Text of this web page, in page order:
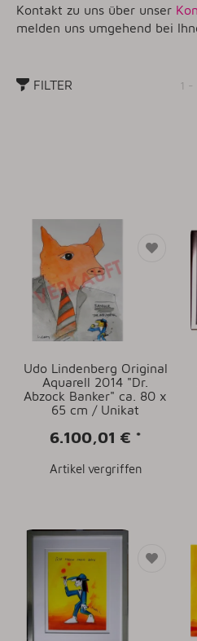
Kontakt zu uns über unser
melden uns umgehend bei
FILTER 1
Udo Lindenberg Original
Aquarell 2014 "Dr.
Abzock Banker" ca. 80 x
65 cm / Unikat
6.100,01 € *
Artikel vergriffen